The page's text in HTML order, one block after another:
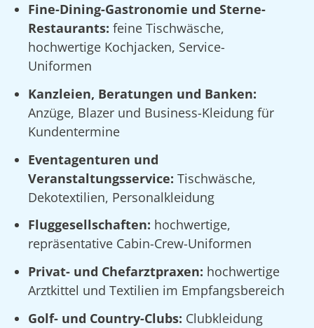
Fine-Dining-Gastronomie und Sterne-
Restaurants: feine Tischwäsche,
hochwertige Kochjacken, Service-
Uniformen
Kanzleien, Beratungen und Banken:
Anzüge, Blazer und Business-Kleidung für
Kundentermine
Eventagenturen und
Veranstaltungsservice: Tischwäsche,
Dekotextilien, Personalkleidung
Fluggesellschaften: hochwertige,
repräsentative Cabin-Crew-Uniformen
Privat- und Chefarztpraxen: hochwertige
Arztkittel und Textilien im Empfangsbereich
Golf- und Country-Clubs: Clubkleidung